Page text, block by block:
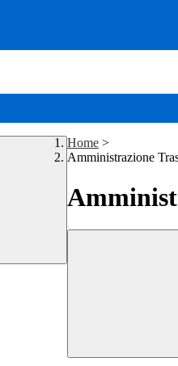
Home >
Amministrazione